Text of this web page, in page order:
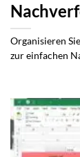
Organisieren
zur einfachen